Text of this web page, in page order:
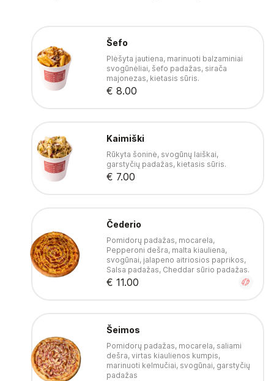
Šefo
Plėšyta jautiena, marinuoti balzaminiai
svogūnėliai, šefo padažas, sirača
majonezas, kietasis sūris.
€ 8.00
Kaimiški
Rūkyta šoninė, svogūnų laiškai,
garstyčių padažas, kietasis sūris.
€ 7.00
Čederio
Pomidorų padažas, mocarela,
Pepperoni dešra, malta kiauliena,
svogūnai, jalapeno aitriosios paprikos,
Salsa padažas, Cheddar sūrio padažas.
€ 11.00
Šeimos
Pomidorų padažas, mocarela, saliami
dešra, virtas kiaulienos kumpis,
marinuoti kelmučiai, svogūnai, garstyčių
padažas